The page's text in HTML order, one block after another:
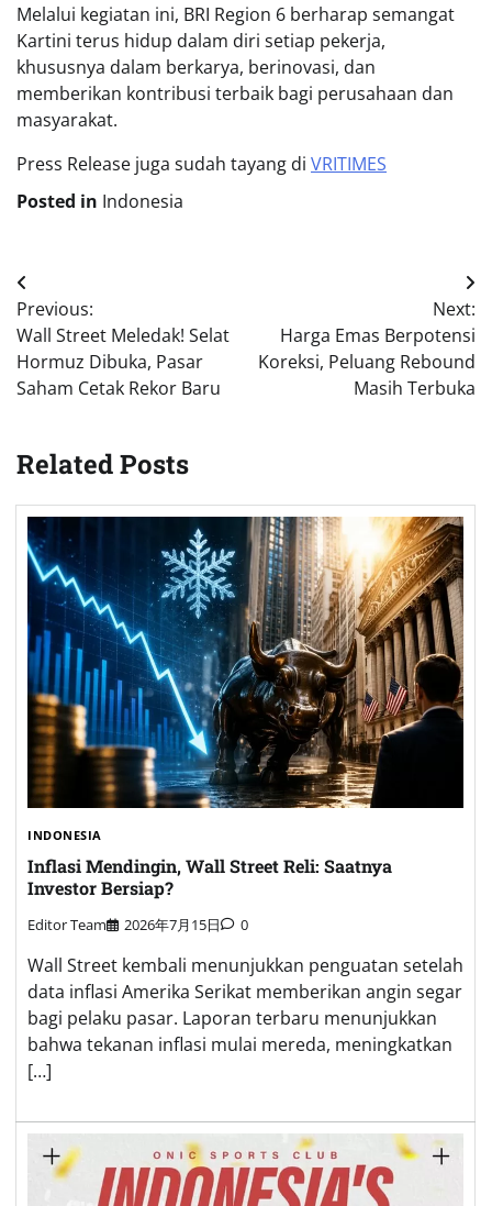
Melalui kegiatan ini, BRI Region 6 berharap semangat
Kartini terus hidup dalam diri setiap pekerja,
khususnya dalam berkarya, berinovasi, dan
memberikan kontribusi terbaik bagi perusahaan dan
masyarakat.
Press Release juga sudah tayang di VRITIMES
Posted in Indonesia
Post
navigation
Previous:
Wall Street Meledak! Selat
Hormuz Dibuka, Pasar
Saham Cetak Rekor Baru
Next:
Harga Emas Berpotensi
Koreksi, Peluang Rebound
Masih Terbuka
Related Posts
INDONESIA
Inflasi Mendingin, Wall Street Reli: Saatnya
Investor Bersiap?
Editor Team 2026年7月15日 0
Wall Street kembali menunjukkan penguatan setelah
data inflasi Amerika Serikat memberikan angin segar
bagi pelaku pasar. Laporan terbaru menunjukkan
bahwa tekanan inflasi mulai mereda, meningkatkan
[…]